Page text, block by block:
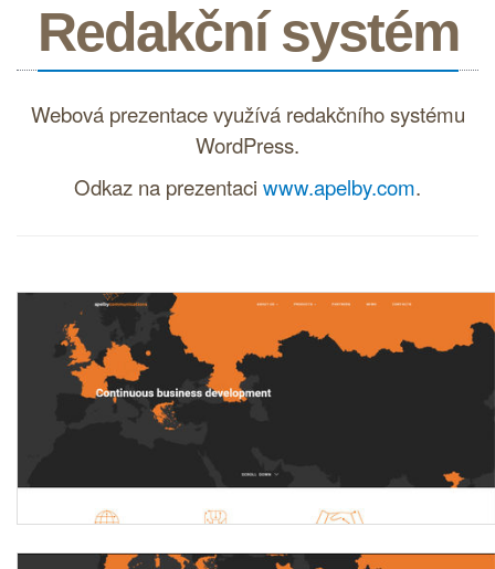
Redakční systém
Webová prezentace využívá redakčního systému
WordPress.
Odkaz na prezentaci www.apelby.com.